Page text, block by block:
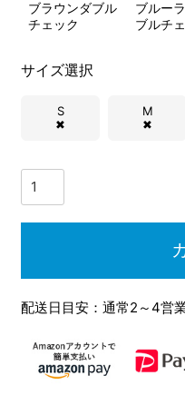
ブラウンダブル
チェック
ブルー
ブルチ
サイズ選択
S
✖
M
✖
配送日目安：通常2～4営